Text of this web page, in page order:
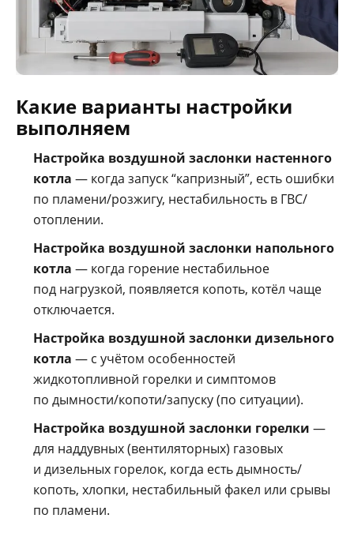
Какие варианты настройки
выполняем
Настройка воздушной заслонки настенного
котла — когда запуск “капризный”, есть ошибки
по пламени/розжигу, нестабильность в ГВС/
отоплении.
Настройка воздушной заслонки напольного
котла — когда горение нестабильное
под нагрузкой, появляется копоть, котёл чаще
отключается.
Настройка воздушной заслонки дизельного
котла — с учётом особенностей
жидкотопливной горелки и симптомов
по дымности/копоти/запуску (по ситуации).
Настройка воздушной заслонки горелки —
для наддувных (вентиляторных) газовых
и дизельных горелок, когда есть дымность/
копоть, хлопки, нестабильный факел или срывы
по пламени.